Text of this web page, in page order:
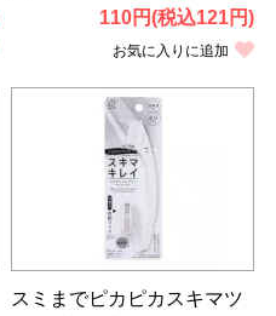
110円(税込121円)
お気に入りに追加
スミまでピカピカスキマツ